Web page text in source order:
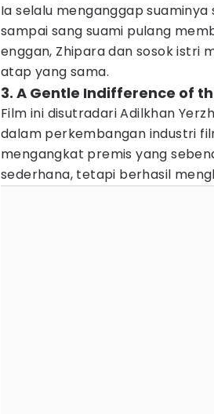
Ia selalu menganggap
sampai sang suami pulang
enggan, Zhipara dan sosok istri
atap yang sama.
3. A Gentle Indifference of
Film ini disutradari Adilkhan
dalam perkembangan industri
mengangkat premis yang
sederhana, tetapi berhasil